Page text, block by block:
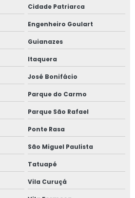
Cidade Patriarca
Engenheiro Goulart
Guianazes
Itaquera
José Bonifácio
Parque do Carmo
Parque São Rafael
Ponte Rasa
São Miguel Paulista
Tatuapé
Vila Curuçá